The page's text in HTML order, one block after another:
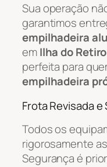
Sua operação
garantimos
empilhadeira
emIlha do
perfeita para
empilhadeira
Frota Revisada e
Todos os
rigorosamente as
Segurança é